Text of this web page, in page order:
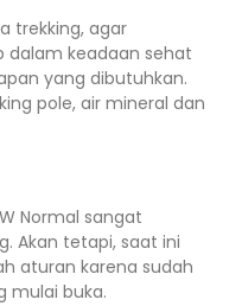
trekking, agar
dalam keadaan sehat
yang dibutuhkan.
pole, air mineral dan
Normal sangat
Akan tetapi, saat ini
aturan karena sudah
mulai buka.